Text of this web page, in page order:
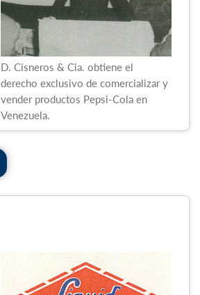
D. Cisneros & Cia. obtiene el
derecho exclusivo de comercializar y
vender productos Pepsi-Cola en
Venezuela.